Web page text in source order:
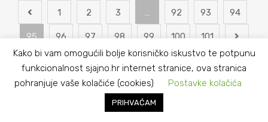
1 2 3 … 92 93 94
95 96 97 98 99 100
101
Kako bi vam omogućili bolje korisničko iskustvo te potpunu
funkcionalnost sjajno.hr internet stranice, ova stranica
pohranjuje vaše kolačiće (cookies)
Postavke kolačića
PRIHVAĆAM